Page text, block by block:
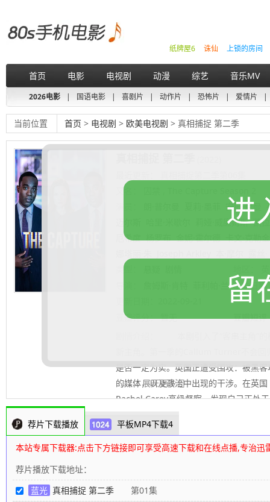
上锁的房间
诛仙
纸牌屋6
首页 电影 电视剧 动漫 综艺 音乐MV
2026电影 | 国语电影 | 喜剧片 | 动作片 | 恐怖片 | 爱情片 |
当前位置 首页 > 电视剧 > 欧美电视剧 > 真相捕捉 第二季
又名：
安迪·尼曼
莉娅·威廉姆斯 凯
厄希度 杨罗布 金妮·霍尔德 卡文·克勒金
类型：
菲利帕·兰 上映日期
豆瓣评分：暂无
豆瓣短评
是否一定为实。英国正遭受围攻：被黑
的媒体，以及政治中出现的干涉。在英
Rachel Carey高级督察，发现自己正处
个新的目标。可是，当她甚至不能信任
解决这起案件呢？ 相较第一季的监控
讲述“隐形”杀手、深度伪造科技的可怕
回归饰演女主角Rachel Carey高级督察
掉你》）饰演新客串男主Isaac Turner
.......... 展开更多
荐片下载播放 平板MP4下载4
本站专属下载器:点击下方链接即可享受高速下载和在线点播,专治迅
荐片播放下载地址：
蓝光 真相捕捉 第二季 第01集
进
留